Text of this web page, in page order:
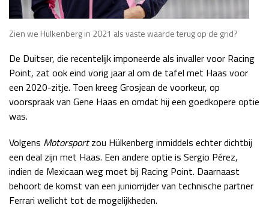
Zien we Hülkenberg in 2021 als vaste waarde terug op de grid?
De Duitser, die recentelijk imponeerde als invaller voor Racing
Point, zat ook eind vorig jaar al om de tafel met Haas voor
een 2020-zitje. Toen kreeg Grosjean de voorkeur, op
voorspraak van Gene Haas en omdat hij een goedkopere optie
was.
Volgens Motorsportzou Hülkenberg inmiddels echter dichtbij
een deal zijn met Haas. Een andere optie is Sergio Pérez,
indien de Mexicaan weg moet bij Racing Point. Daarnaast
behoort de komst van een juniorrijder van technische partner
Ferrari wellicht tot de mogelijkheden.